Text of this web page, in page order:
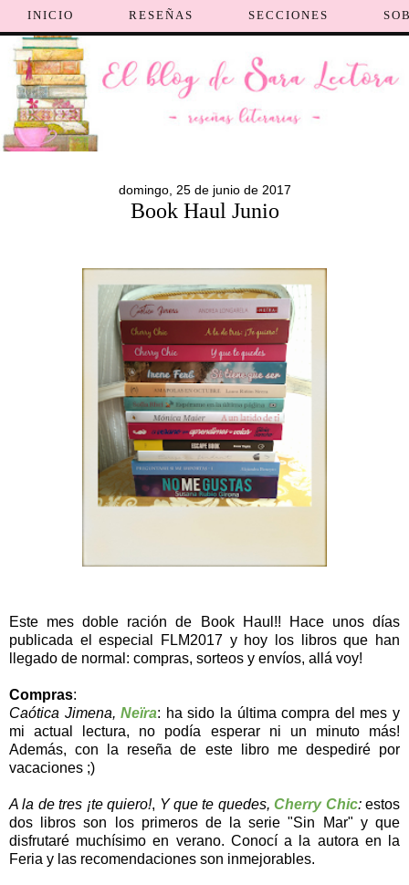
INICIO RESEÑAS SECCIONES
domingo, 25 de junio de 2017
Book Haul Junio
Este mes doble ración de Book Haul!! Hace unos días
publicada elespecial FLM2017 y hoy los libros que han
llegado de normal: compras, sorteos y envíos, allá voy!
Compras:
Caótica Jimena,Neïra: ha sido la última compra del mes y
mi actual lectura, no podía esperar ni un minuto más!
Además, con la reseña de este libro me despediré por
vacaciones ;)
A la de tres ¡te quiero!, Y que te quedes,Cherry Chic:estos
dos libros son los primeros de la serie "Sin Mar" y que
disfrutaré muchísimo en verano. Conocí a la autora en la
Feria y las recomendaciones son inmejorables.